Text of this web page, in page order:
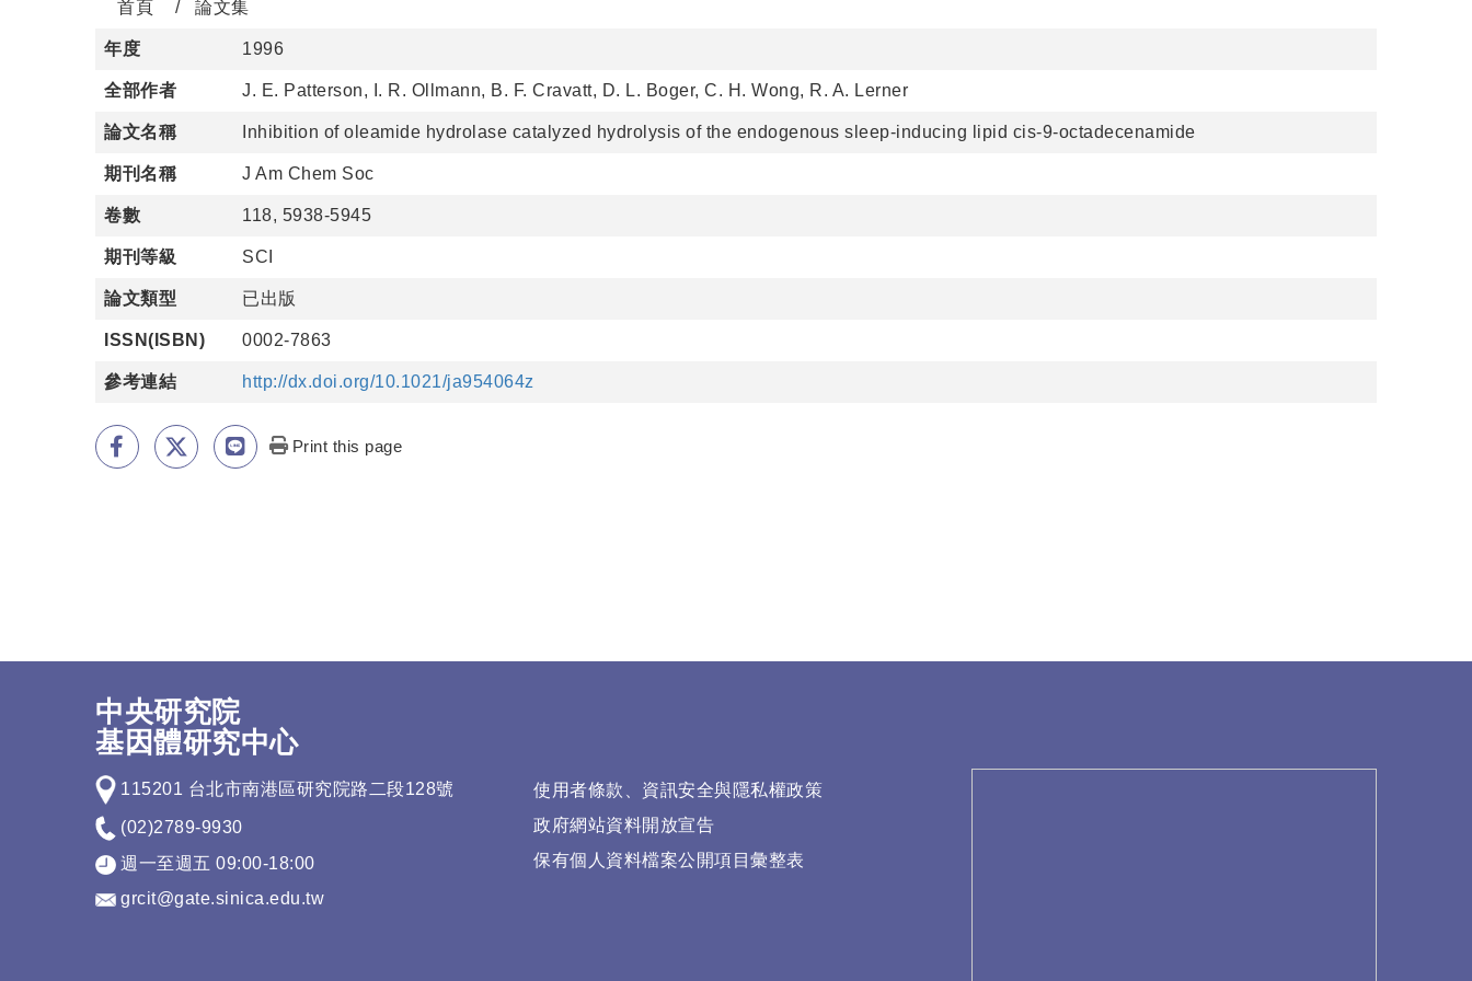
首頁 論文集
年度 1996
全部作者 J. E. Patterson, I. R. Ollmann, B. F. Cravatt, D. L. Boger, C. H. Wong, R. A. Lerner
論文名稱 Inhibition of oleamide hydrolase catalyzed hydrolysis of the endogenous sleep-inducing lipid cis-9-octadecenamide
期刊名稱 J Am Chem Soc
卷數 118, 5938-5945
期刊等級 SCI
論文類型 已出版
ISSN(ISBN) 0002-7863
參考連結 http://dx.doi.org/10.1021/ja954064z
Print this page
中央研究院
基因體研究中心
115201 台北市南港區研究院路二段128號
(02)2789-9930
週一至週五 09:00-18:00
grcit@gate.sinica.edu.tw
使用者條款、資訊安全與隱私權政策
政府網站資料開放宣告
保有個人資料檔案公開項目彙整表